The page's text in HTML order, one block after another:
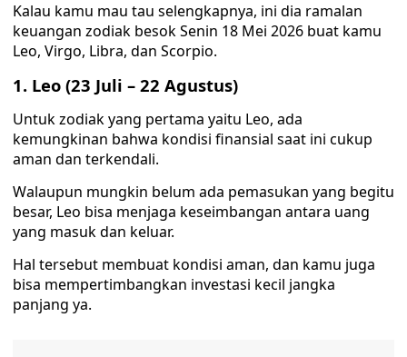
Kalau kamu mau tau selengkapnya, ini dia ramalan
keuangan zodiak besok Senin 18 Mei 2026 buat kamu
Leo, Virgo, Libra, dan Scorpio.
1. Leo (23 Juli – 22 Agustus)
Untuk zodiak yang pertama yaitu Leo, ada
kemungkinan bahwa kondisi finansial saat ini cukup
aman dan terkendali.
Walaupun mungkin belum ada pemasukan yang begitu
besar, Leo bisa menjaga keseimbangan antara uang
yang masuk dan keluar.
Hal tersebut membuat kondisi aman, dan kamu juga
bisa mempertimbangkan investasi kecil jangka
panjang ya.